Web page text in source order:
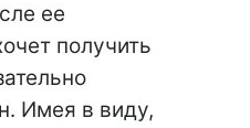
ее
получить
Имея в виду,